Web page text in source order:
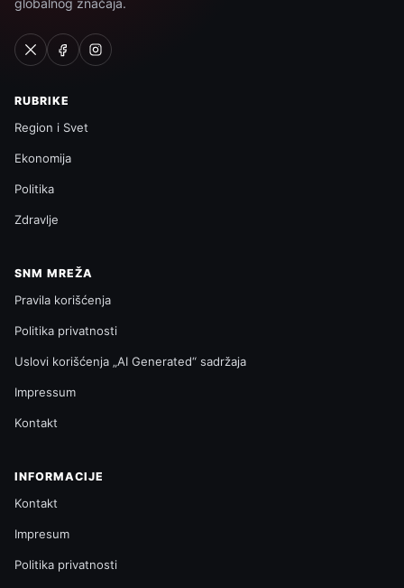
RUBRIKE
Region i Svet
Ekonomija
Politika
Zdravlje
SNM MREŽA
Pravila korišćenja
Politika privatnosti
Uslovi korišćenja „AI Generated“ sadržaja
Impressum
Kontakt
INFORMACIJE
Kontakt
Impresum
Politika privatnosti